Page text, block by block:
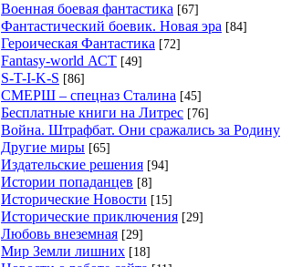
Военная боевая фантастика [67]
Фантастический боевик. Новая эра [84]
Героическая Фантастика [72]
Fantasy-world АСТ [49]
S-T-I-K-S [86]
СМЕРШ – спецназ Сталина [45]
Бесплатные книги на Литрес [76]
Война. Штрафбат. Они сражались за Родину
Другие миры [65]
Издательские решения [94]
Истории попаданцев [8]
Исторические Новости [15]
Исторические приключения [29]
Любовь внеземная [29]
Мир Земли лишних [18]